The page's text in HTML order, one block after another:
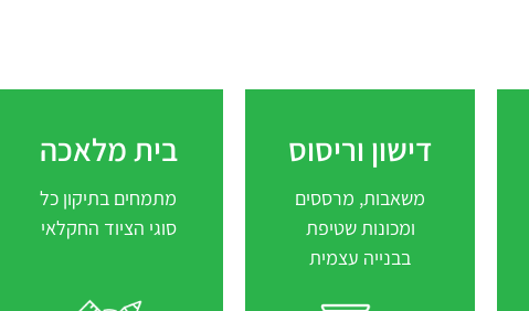
דישון וריסוס
משאבות, מרססים
ומכונות שטיפת
בבנייה עצמית
דישון וריסוס
לחץ לקריאה נוספת
בית מלאכה
מתמחים בתיקון כל
סוגי הציוד החקלאי
בית מלאכה
לחץ לקריאה נוספת